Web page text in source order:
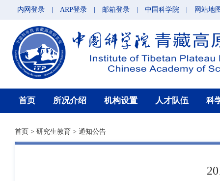
内网登录 ARP登录 邮箱登录 中国科学院 网站地
首页 所况介绍 机构设置 人才队伍 科
首页 > 研究生教育 > 通知公告